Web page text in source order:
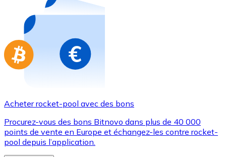
Achetez des cartes-cadeaux de vos marques
Aller à la boutique de cartes-cadeaux
Acheter rocket-pool avec des bons
Procurez-vous des bons Bitnovo dans plus de 40 000
points de vente en Europe et échangez-les contre rocket-
pool depuis l’application.